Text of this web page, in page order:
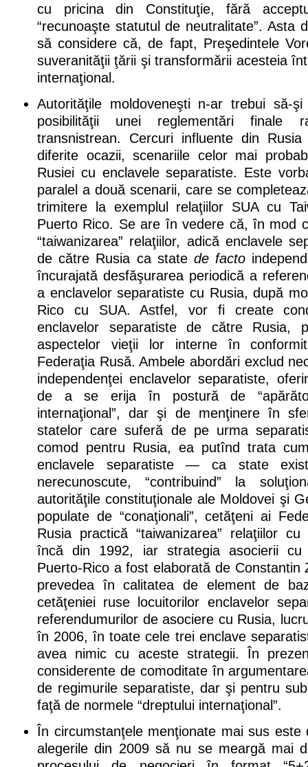
cu pricina din Constituţie, fără
“recunoaşte statutul de neutralitate”. Asta
să considere că, de fapt, Preşedintele
suveranităţii ţării şi transformării acesteia
internaţional.
Autorităţile moldoveneşti n-ar trebui să-
posibilităţii unei reglementări finale
transnistrean. Cercuri influente din
diferite ocazii, scenariile celor mai
Rusiei cu enclavele separatiste. Este
paralel a două scenarii, care se
trimitere la exemplul relaţiilor SUA cu
Puerto Rico. Se are în vedere că, în mod
“taiwanizarea” relaţiilor, adică enclavele
de către Rusia ca state de facto
încurajată desfăşurarea periodică a
a enclavelor separatiste cu Rusia, după
Rico cu SUA. Astfel, vor fi create
enclavelor separatiste de către Rusia,
aspectelor vieţii lor interne în
Federaţia Rusă. Ambele abordări exclud
independenţei enclavelor separatiste,
de a se erija în postură de
internaţional”, dar şi de menţinere în
statelor care suferă de pe urma
comod pentru Rusia, ea putînd trata
enclavele separatiste — ca state
nerecunoscute, “contribuind” la
autorităţile constituţionale ale Moldovei şi
populate de “conaţionali”, cetăţeni ai
Rusia practică “taiwanizarea” relaţiilor
încă din 1992, iar strategia asocierii cu
Puerto-Rico a fost elaborată de
prevedea în calitatea de element de
cetăţeniei ruse locuitorilor enclavelor
referendumurilor de asociere cu Rusia,
în 2006, în toate cele trei enclave
avea nimic cu aceste strategii. În
considerente de comoditate în
de regimurile separatiste, dar şi pentru
faţă de normele “dreptului internaţional”.
În circumstanţele menţionate mai sus
alegerile din 2009 să nu se meargă mai